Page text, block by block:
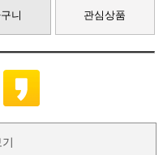
니 관심상품